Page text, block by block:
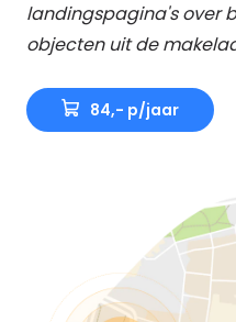
landingspagina's over
objecten uit de
84,- p/jaar